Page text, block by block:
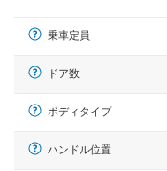
乗車定員
ドア数
ボディタイプ
ハンドル位置